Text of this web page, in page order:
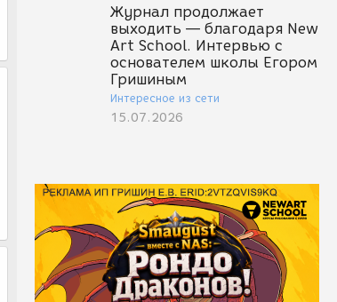
Журнал продолжает
выходить — благодаря New
Art School. Интервью с
основателем школы Егором
Гришиным
Интересное из сети
15.07.2026